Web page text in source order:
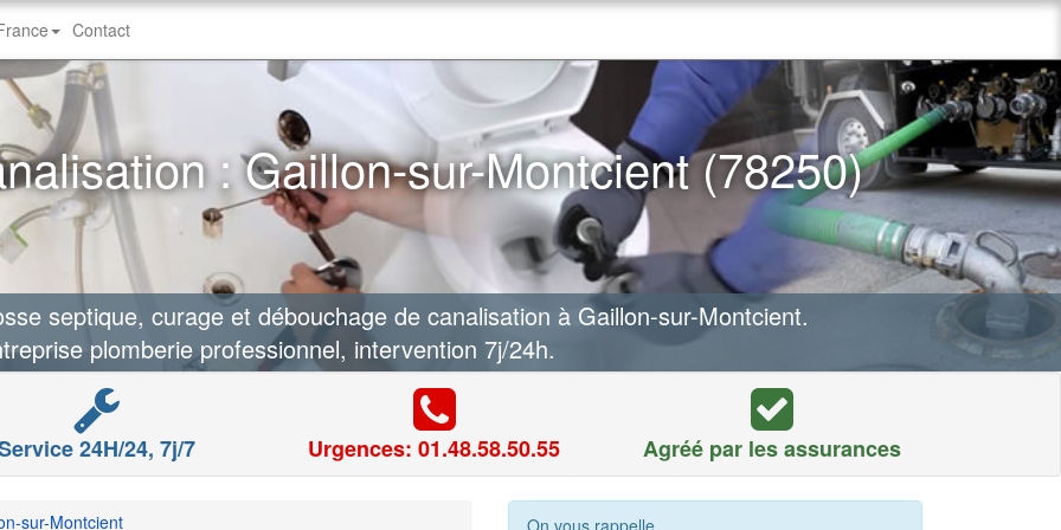
Contact
: Gaillon-sur-Montcient (78250)
septique, curage et débouchage de canalisation à Gaillon-sur-Montcient.
plomberie professionnel, intervention 7j/24h.
24H/24, 7j/7 Urgences: 01.48.58.50.55 Agréé par les assurances
sur-Montcient On vous rappelle